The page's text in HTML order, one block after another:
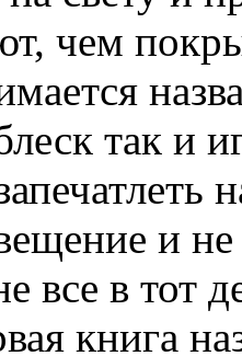
чем
так и
и
все в тот
книга